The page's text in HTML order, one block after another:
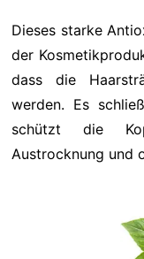
Dieses starke
der
dass die
werden. Es
schützt die
Austrocknung und